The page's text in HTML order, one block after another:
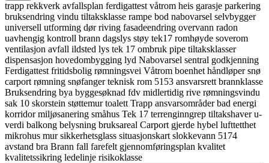
trapp rekkverk avfallsplan ferdigattest våtrom heis garasje parkering
bruksendring vindu tiltaksklasse rampe bod nabovarsel selvbygger
universell utforming dørriving fasadeendring overvann radon
uavhengig kontroll brann dagslys støy tek17 romhøyde soverom
ventilasjon avfall ildsted lys tek 17 ombruk pipe tiltaksklasser
dispensasjon hovedombygging lyd Nabovarsel sentral godkjenning
Ferdigattest fritidsbolig rømningsvei Våtrom boenhet håndløpersnø
carport rømning snøfangerteknisk rom 5153 ansvarsrett brannklasse
Bruksendring bya byggesøknad fdv midlertidig rive rømningsvindu
sak 10 skorstein støttemurtoalett Trapp ansvarsområderbad energi
korridormiljøsanering småhus Tek 17 terrenginngrep tiltakshaveru-
verdi balkong belysning bruksareal Carport gjerde hybel lufttetthet
mikrohus mursikkerhetsglass situasjonskart slokkevann 5174
avstand bra Brann fall farefelt gjennomføringsplan kvalitet
kvalitetssikring ledelinje risikoklasse